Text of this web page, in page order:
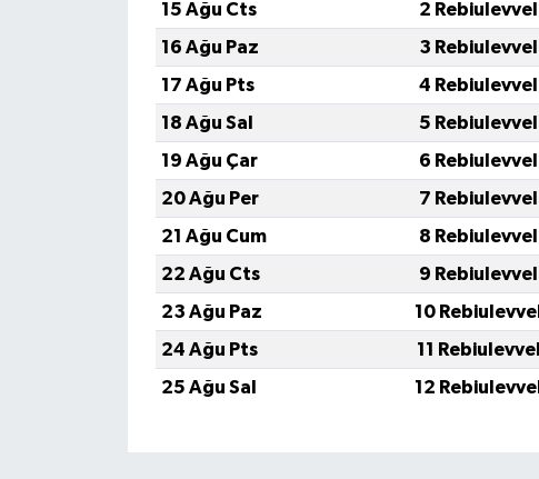
15 Ağu Cts
2
16 Ağu Paz
3
17 Ağu Pts
4
18 Ağu Sal
5
19 Ağu Çar
6
20 Ağu Per
7
21 Ağu Cum
8
22 Ağu Cts
9
23 Ağu Paz
10
24 Ağu Pts
11
25 Ağu Sal
12